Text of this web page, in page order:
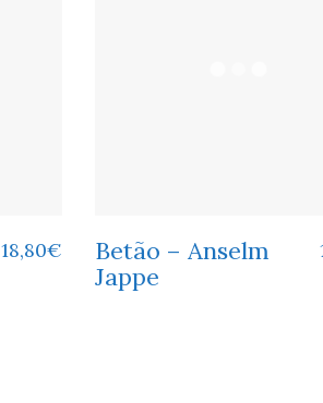
18,80€
Betão – Anselm
Jappe